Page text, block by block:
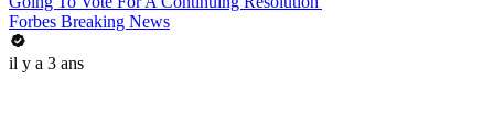
Forbes Breaking News
il y a 3 ans